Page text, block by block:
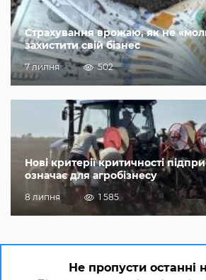
Страхування врожаю, як не
захистити свій бізнес
7 липня 502
Нові критерії критичності
означає для агробізнесу
8 липня 1 585
Не пропусти останні